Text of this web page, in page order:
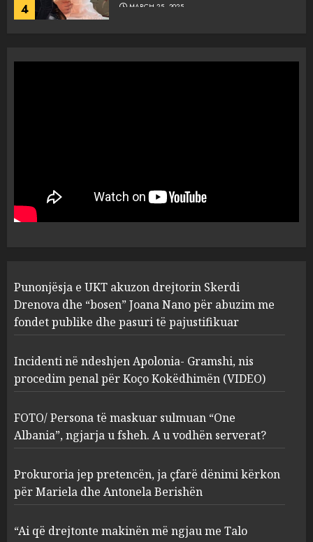
4 MARCH 25, 2025
1
“bosen” Joana Nano për
abuzim me fondet publike dhe
pasuri të pajustifikuar
2
Apolonia- Gramshi, nis
procedim penal për Koço
Kokëdhimën (VIDEO)
MARCH 27, 2025
3
FOTO/ Persona të maskuar
sulmuan “One Albania”,
ngjarja u fsheh. A u vodhën
serverat?
MARCH 25, 2025
Prokuroria jep pretencën, ja
çfarë dënimi kërkon për
Berishën
Punonjësja e UKT akuzon drejtorin Skerdi
Drenova dhe “bosen” Joana Nano për abuzim me
fondet publike dhe pasuri të pajustifikuar
Incidenti në ndeshjen Apolonia- Gramshi, nis
procedim penal për Koço Kokëdhimën (VIDEO)
FOTO/ Persona të maskuar sulmuan “One
Albania”, ngjarja u fsheh. A u vodhën serverat?
Prokuroria jep pretencën, ja çfarë dënimi kërkon
për Mariela dhe Antonela Berishën
“Ai që drejtonte makinën më ngjau me Talo